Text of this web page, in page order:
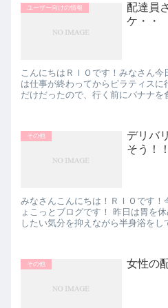
ユーザー向けの情報
配達員
ケ・・
こんにちはＲＩＯです！みなさん今
は仕事が終わってからピラティス
だけだったので、行く前にバナナを
その他
デリバ
そう！！
みなさんこんにちは！ＲＩＯです！
ょこっとブログです！ 昨日は胃を休めるという事もあり、爆食い
したい気分を抑えながら半身浴を
その他 女性の